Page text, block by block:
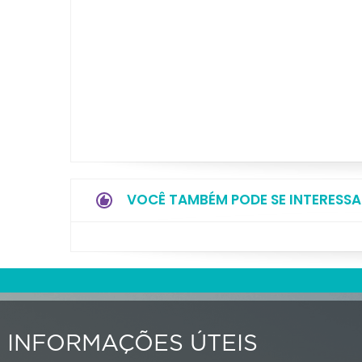
VOCÊ TAMBÉM PODE SE
INFORMAÇÕES ÚTEIS